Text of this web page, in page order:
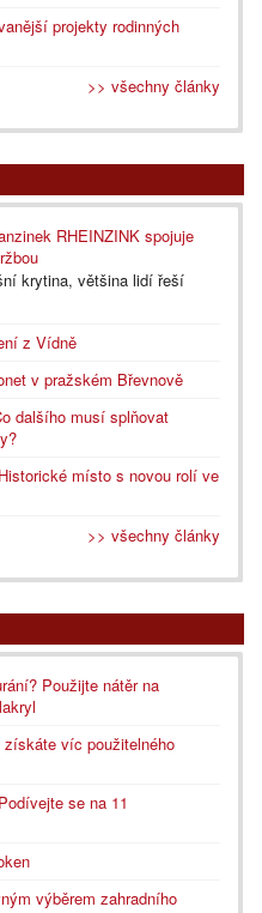
projekty rodinných
>> všechny články
RHEINZINK spojuje
krytina, většina lidí řeší
z Vídně
v pražském Břevnově
dalšího musí splňovat
místo s novou rolí ve
>> všechny články
Použijte nátěr na
víc použitelného
se na 11
výběrem zahradního